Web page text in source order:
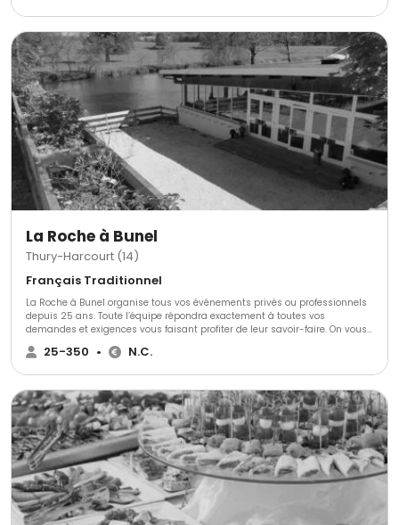
La Roche à Bunel
Thury-Harcourt (14)
Français Traditionnel
La Roche à Bunel organise tous vos événements privés ou professionnels
depuis 25 ans. Toute l’équipe répondra exactement à toutes vos
demandes et exigences vous faisant profiter de leur savoir-faire. On vous
proposera également la location de deux salles.
25-350 • N.C.